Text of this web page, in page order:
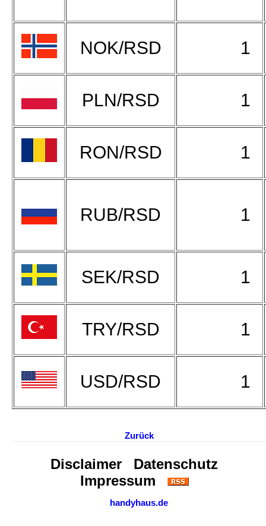
NOK/RSD 1
PLN/RSD 1
RON/RSD 1
RUB/RSD 1
SEK/RSD 1
TRY/RSD 1
USD/RSD 1
Zurück
Disclaimer
Datenschutz
Impressum
handyhaus.de